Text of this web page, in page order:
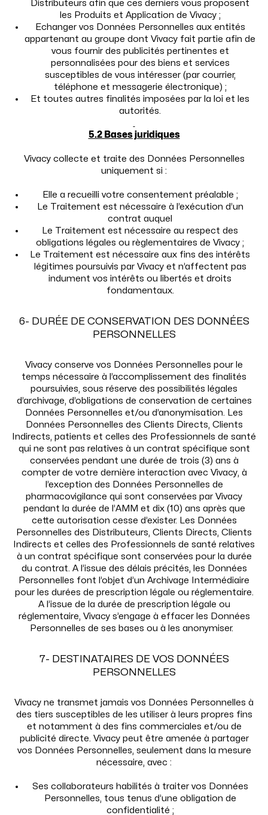
Distributeurs afin que ces derniers vous proposent
les Produits et Application de Vivacy ;
Echanger vos Données Personnelles aux entités
appartenant au groupe dont Vivacy fait partie afin de
vous fournir des publicités pertinentes et
personnalisées pour des biens et services
susceptibles de vous intéresser (par courrier,
téléphone et messagerie électronique) ;
Et toutes autres finalités imposées par la loi et les
autorités.
5.2 Bases juridiques
Vivacy collecte et traite des Données Personnelles
uniquement si :
Elle a recueilli votre consentement préalable ;
Le Traitement est nécessaire à l’exécution d’un
contrat auquel
Le Traitement est nécessaire au respect des
obligations légales ou règlementaires de Vivacy ;
Le Traitement est nécessaire aux fins des intérêts
légitimes poursuivis par Vivacy et n’affectent pas
indument vos intérêts ou libertés et droits
fondamentaux.
6- DURÉE DE CONSERVATION DES DONNÉES
PERSONNELLES
Vivacy conserve vos Données Personnelles pour le
temps nécessaire à l’accomplissement des finalités
poursuivies, sous réserve des possibilités légales
d’archivage, d’obligations de conservation de certaines
Données Personnelles et/ou d’anonymisation. Les
Données Personnelles des Clients Directs, Clients
Indirects, patients et celles des Professionnels de santé
qui ne sont pas relatives à un contrat spécifique sont
conservées pendant une durée de trois (3) ans à
compter de votre dernière interaction avec Vivacy, à
l’exception des Données Personnelles de
pharmacovigilance qui sont conservées par Vivacy
pendant la durée de l’AMM et dix (10) ans après que
cette autorisation cesse d’exister. Les Données
Personnelles des Distributeurs, Clients Directs, Clients
Indirects et celles des Professionnels de santé relatives
à un contrat spécifique sont conservées pour la durée
du contrat. A l’issue des délais précités, les Données
Personnelles font l’objet d’un Archivage Intermédiaire
pour les durées de prescription légale ou réglementaire.
A l’issue de la durée de prescription légale ou
réglementaire, Vivacy s’engage à effacer les Données
Personnelles de ses bases ou à les anonymiser.
7- DESTINATAIRES DE VOS DONNÉES
PERSONNELLES
Vivacy ne transmet jamais vos Données Personnelles à
des tiers susceptibles de les utiliser à leurs propres fins
et notamment à des fins commerciales et/ou de
publicité directe. Vivacy peut être amenée à partager
vos Données Personnelles, seulement dans la mesure
nécessaire, avec :
Ses collaborateurs habilités à traiter vos Données
Personnelles, tous tenus d’une obligation de
confidentialité ;